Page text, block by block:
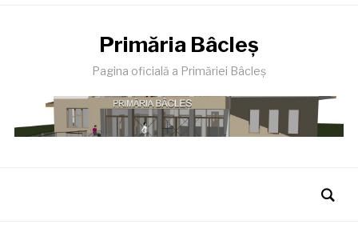
Primăria Bâcleş
Pagina oficială a Primăriei Bâcleş